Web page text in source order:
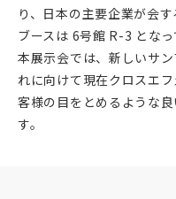
り、日本の主要企業が会
ブースは 6号館 R-3 となっ
本展示会では、新しいサ
れに向けて現在クロスエ
客様の目をとめるような
す。